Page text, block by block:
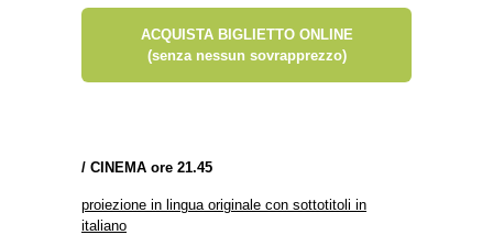
ACQUISTA BIGLIETTO ONLINE
(senza nessun sovrapprezzo)
/ CINEMA ore 21.45
proiezione in lingua originale con sottotitoli in
italiano